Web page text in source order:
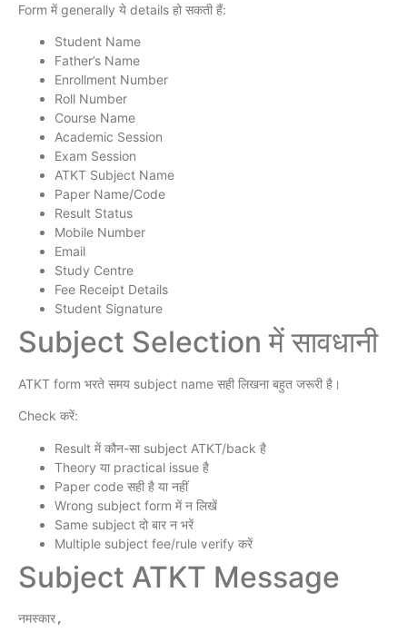
Form में generally ये details हो सकती हैं:
Student Name
Father’s Name
Enrollment Number
Roll Number
Course Name
Academic Session
Exam Session
ATKT Subject Name
Paper Name/Code
Result Status
Mobile Number
Email
Study Centre
Fee Receipt Details
Student Signature
Subject Selection में सावधानी
ATKT form भरते समय subject name सही लिखना बहुत जरूरी है।
Check करें:
Result में कौन-सा subject ATKT/back है
Theory या practical issue है
Paper code सही है या नहीं
Wrong subject form में न लिखें
Same subject दो बार न भरें
Multiple subject fee/rule verify करें
Subject ATKT Message
नमस्कार,